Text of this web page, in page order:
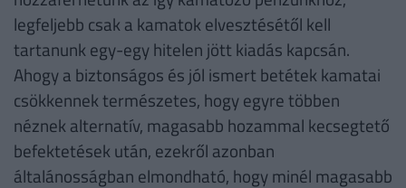
legfeljebb csak a kamatok elvesztésétől kell
tartanunk egy-egy hitelen jött kiadás kapcsán.
Ahogy a biztonságos és jól ismert betétek kamatai
csökkennek természetes, hogy egyre többen
néznek alternatív, magasabb hozammal kecsegtető
befektetések után, ezekről azonban
általánosságban elmondható, hogy minél magasabb